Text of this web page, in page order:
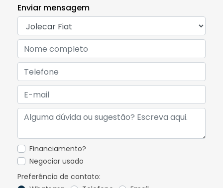
Enviar mensagem
Financiamento?
Negociar usado
Preferência de contato: